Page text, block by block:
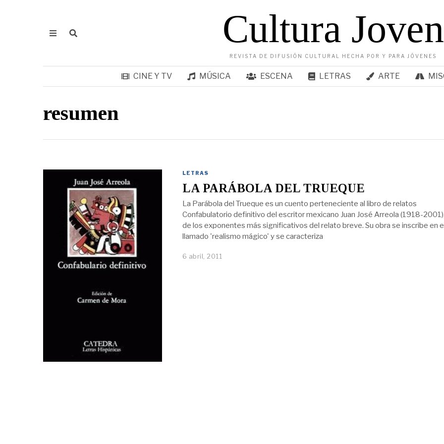
Cultura Joven
REVISTA DE DIFUSIÓN CULTURAL HECHA POR Y PARA JÓVENES
CINE Y TV MÚSICA ESCENA LETRAS ARTE
resumen
LETRAS
LA PARÁBOLA DEL TRUEQUE
La Parábola del Trueque es un cuento perteneciente al libro de relatos
Confabulatorio definitivo del escritor mexicano Juan José Arreola (1918-
de los exponentes más significativos del relato breve. Su obra se inscribe en
llamado 'realismo mágico' y se caracteriza
6 abril, 2011